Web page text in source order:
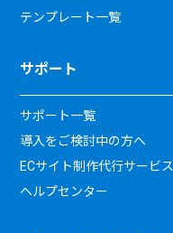
テンプレート一覧
サポート
サポート一覧
導入をご検討中の方へ
ECサイト制作代行サービス
ヘルプセンター